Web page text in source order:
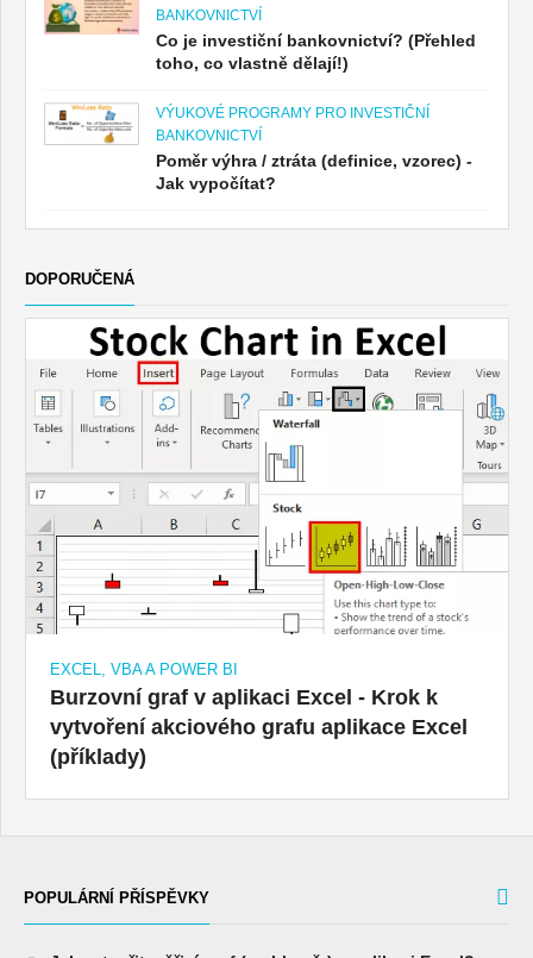
BANKOVNICTVÍ
Co je investiční bankovnictví? (Přehled
toho, co vlastně dělají!)
VÝUKOVÉ PROGRAMY PRO INVESTIČNÍ
BANKOVNICTVÍ
Poměr výhra / ztráta (definice, vzorec) -
Jak vypočítat?
DOPORUČENÁ
EXCEL, VBA A POWER BI
Burzovní graf v aplikaci Excel - Krok k
vytvoření akciového grafu aplikace Excel
(příklady)
POPULÁRNÍ PŘÍSPĚVKY